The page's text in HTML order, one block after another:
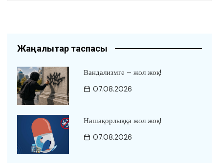
Жаңалықтар таспасы
Вандализмге – жол жоқ!
07.08.2026
Нашақорлыққа жол жоқ!
07.08.2026